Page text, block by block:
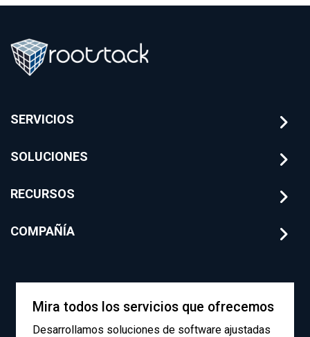
riesgos
Rootstack
arquitecturas de IA
SERVICIOS
SOLUCIONES
RECURSOS
COMPAÑÍA
Mira todos los servicios que ofrecemos
Desarrollamos soluciones de software ajustadas